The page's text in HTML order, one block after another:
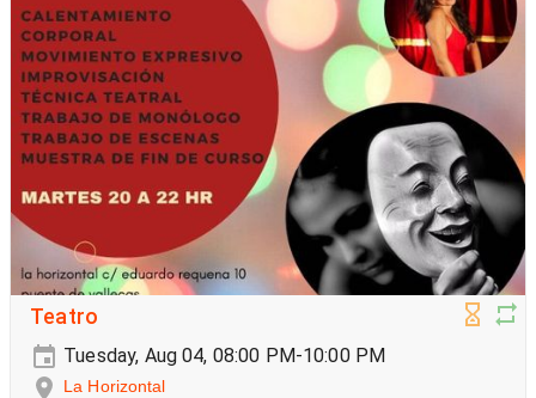
Teatro
Tuesday, Aug 04, 08:00 PM-10:00 PM
La Horizontal